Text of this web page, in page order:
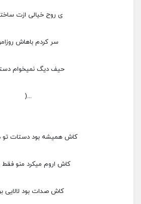
ی روح خیالی ازت
سر کردم باهاش
حیف دیگ نمیخوام
...(
کاش همیشه بود دستات تو
کاش اروم میکرد منو فقط
کاش صدات بود لالایی